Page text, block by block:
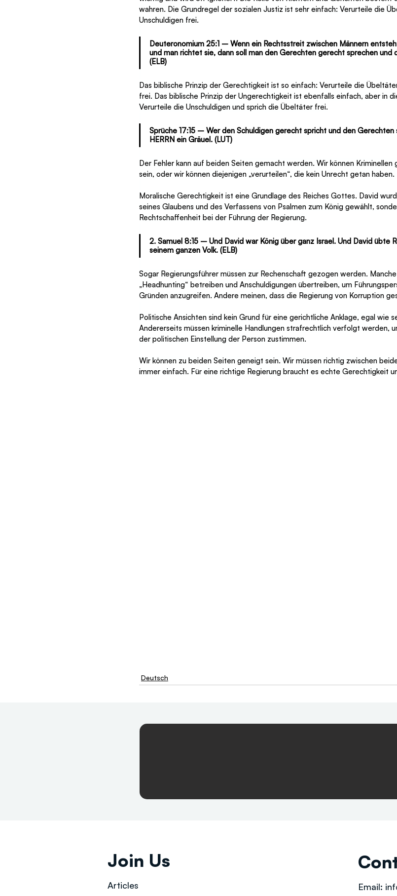
wahren. Die Grundregel der sozialen Justiz ist sehr einfach: Verurteile die
Unschuldigen frei.
Deuteronomium 25:1 – Wenn ein Rechtsstreit zwischen Männern
und man richtet sie, dann soll man den Gerechten gerecht sprechen und
(ELB)
Das biblische Prinzip der Gerechtigkeit ist so einfach: Verurteile die
frei. Das biblische Prinzip der Ungerechtigkeit ist ebenfalls einfach, aber in
Verurteile die Unschuldigen und sprich die Übeltäter frei.
Sprüche 17:15 – Wer den Schuldigen gerecht spricht und den
HERRN ein Gräuel. (LUT)
Der Fehler kann auf beiden Seiten gemacht werden. Wir können Kriminellen
sein, oder wir können diejenigen „verurteilen“, die kein Unrecht getan haben.
Moralische Gerechtigkeit ist eine Grundlage des Reiches Gottes. David
seines Glaubens und des Verfassens von Psalmen zum König gewählt,
Rechtschaffenheit bei der Führung der Regierung.
2. Samuel 8:15 – Und David war König über ganz Israel. Und David übte
seinem ganzen Volk. (ELB)
Sogar Regierungsführer müssen zur Rechenschaft gezogen werden.
„Headhunting“ betreiben und Anschuldigungen übertreiben, um
Gründen anzugreifen. Andere meinen, dass die Regierung von Korruption
Politische Ansichten sind kein Grund für eine gerichtliche Anklage, egal wie
Andererseits müssen kriminelle Handlungen strafrechtlich verfolgt werden,
der politischen Einstellung der Person zustimmen.
Wir können zu beiden Seiten geneigt sein. Wir müssen richtig zwischen
immer einfach. Für eine richtige Regierung braucht es echte Gerechtigkeit
Deutsch
Join Us
Articles
Email: